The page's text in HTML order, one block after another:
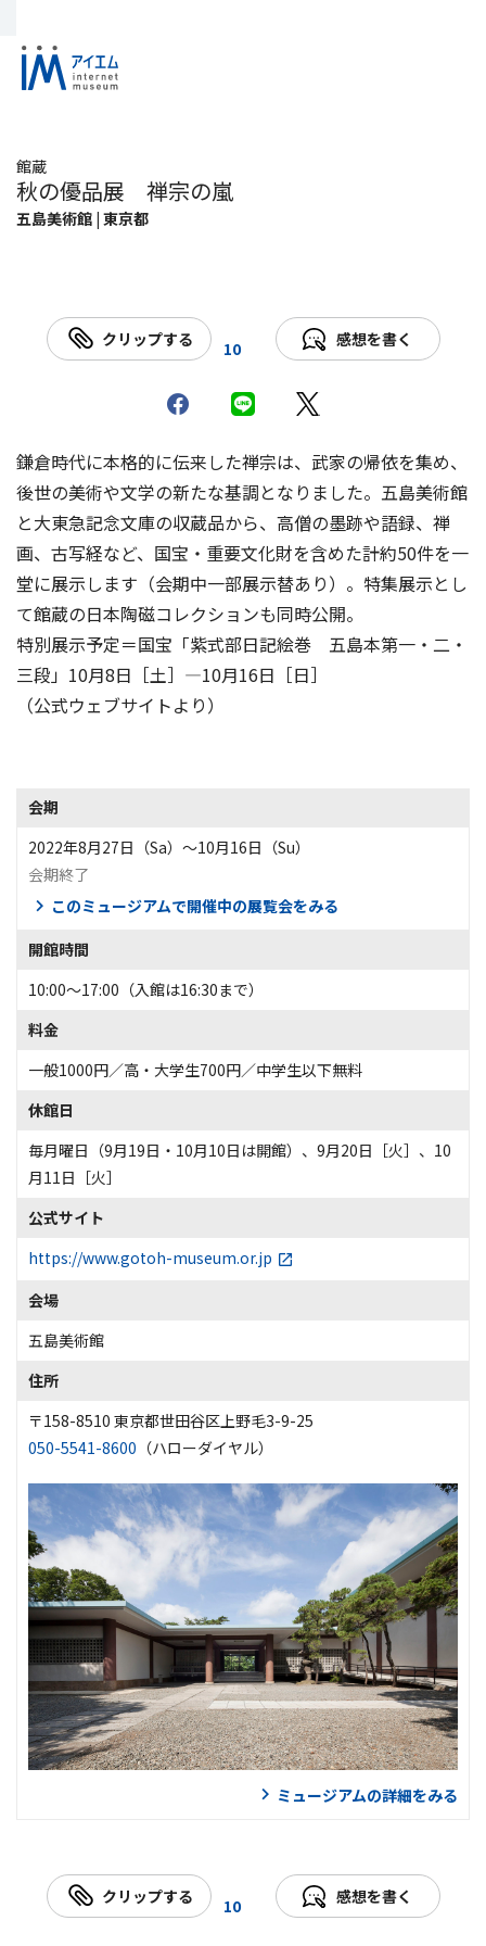
館蔵
秋の優品展 禅宗の嵐
五島美術館 | 東京都
クリップする 10 感想を書く
鎌倉時代に本格的に伝来した禅宗は、武家の帰依を集め、
後世の美術や文学の新たな基調となりました。五島美術館
と大東急記念文庫の収蔵品から、高僧の墨跡や語録、禅
画、古写経など、国宝・重要文化財を含めた計約50件を一
堂に展示します（会期中一部展示替あり）。特集展示とし
て館蔵の日本陶磁コレクションも同時公開。
特別展示予定＝国宝「紫式部日記絵巻 五島本第一・二・
三段」10月8日［土］―10月16日［日］
（公式ウェブサイトより）
会期
2022年8月27日（Sa）〜10月16日（Su）
会期終了
このミュージアムで開催中の展覧会をみる
開館時間
10:00～17:00（入館は16:30まで）
料金
一般1000円／高・大学生700円／中学生以下無料
休館日
毎月曜日（9月19日・10月10日は開館）、9月20日［火］、10
月11日［火］
公式サイト
https://www.gotoh-museum.or.jp
会場
五島美術館
住所
〒158-8510 東京都世田谷区上野毛3-9-25
050-5541-8600 （ハローダイヤル）
ミュージアムの詳細をみる
クリップする 10 感想を書く